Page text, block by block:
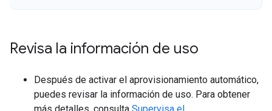
Revisa la información de uso
Después de activar el aprovisionamiento automático,
puedes revisar la información de uso. Para obtener
más detalles, consulta Supervisa el